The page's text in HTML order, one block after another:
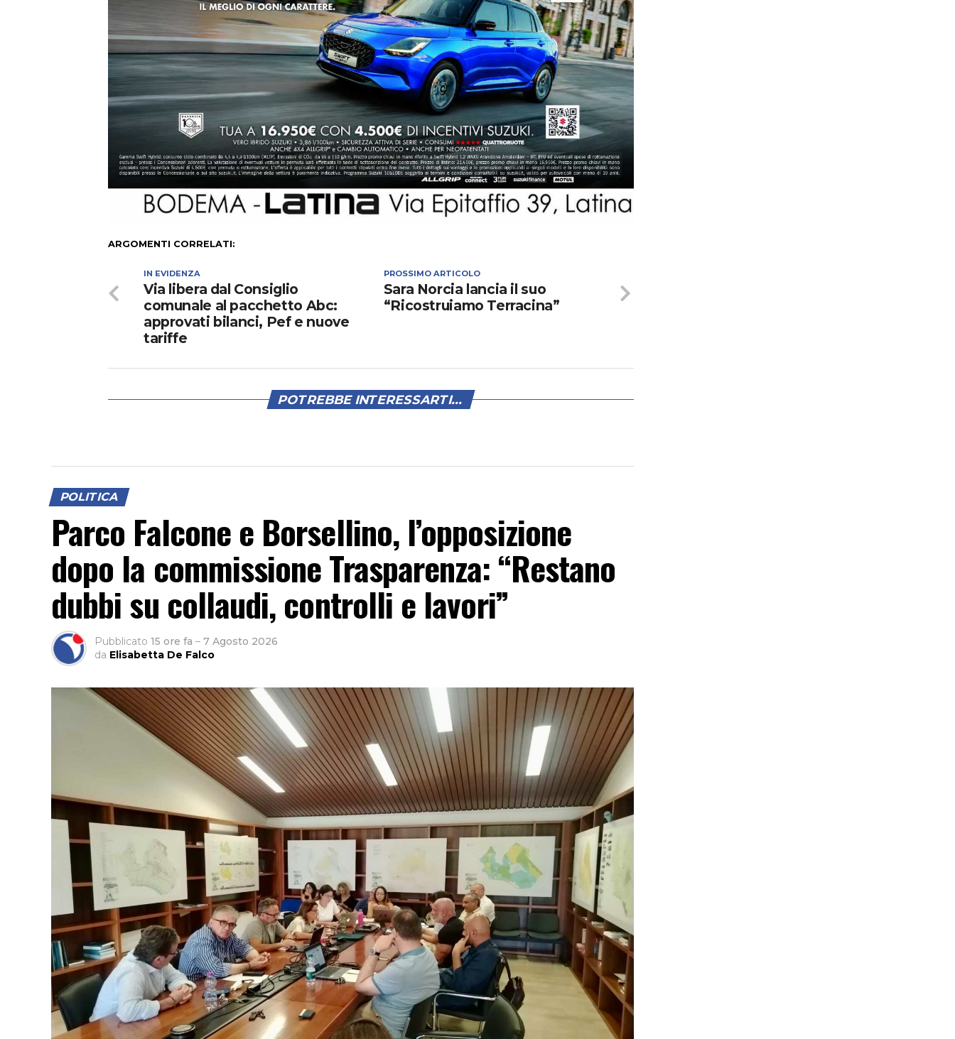
ARGOMENTI CORRELATI:
PROSSIMO ARTICOLO
Sara Norcia lancia il suo
“Ricostruiamo Terracina”
IN EVIDENZA
Via libera dal Consiglio
comunale al pacchetto Abc:
approvati bilanci, Pef e nuove
tariffe
POTREBBE INTERESSARTI...
POLITICA
Parco Falcone e Borsellino, l’opposizione
dopo la commissione Trasparenza: “Restano
dubbi su collaudi, controlli e lavori”
Pubblicato 15 ore fa – 7 Agosto 2026
da Elisabetta De Falco